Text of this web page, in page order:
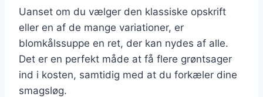
Uanset om du vælger den klassiske opskrift
eller en af de mange variationer, er
blomkålssuppe en ret, der kan nydes af alle.
Det er en perfekt måde at få flere grøntsager
ind i kosten, samtidig med at du forkæler dine
smagsløg.